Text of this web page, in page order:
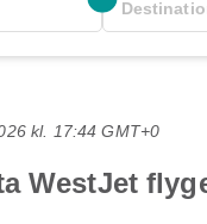
kl. 17:44 GMT+0
WestJet